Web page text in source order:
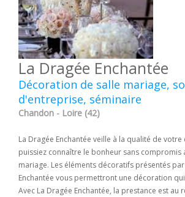
La Dragée Enchantée
Décoration de salle mariage,
d'entreprise, séminaire
Chandon - Loire (42)
La Dragée Enchantée veille à la qualité de
puissiez connaître le bonheur sans compromis
mariage. Les éléments décoratifs présentés
Enchantée vous permettront une décoration
Avec La Dragée Enchantée, la prestance est au